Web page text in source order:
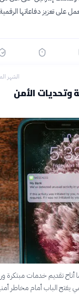
دفاعاتها الرقمية
الشهر الماضي
الأمن
خدمات مبتكرة ورفع
أمام مخاطر أمنية